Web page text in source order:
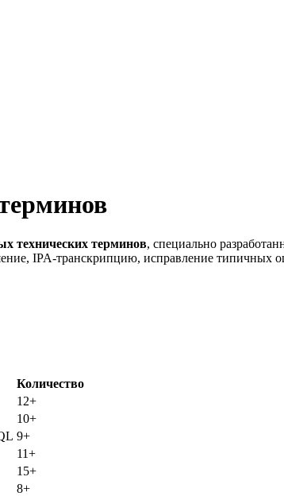
технических терминов, специально
IPA-транскрипцию, исправление типичных
Количество
12+
10+
9+
11+
15+
8+